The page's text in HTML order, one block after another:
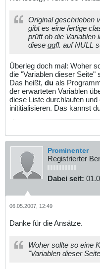
Original geschrieben
gibt es eine fertige
prüft ob die Variablen
diese ggfl. auf NULL
Überleg doch mal: Woher
die "Variablen dieser Seite"
Das heißt, du als
der erwarteten Variablen
diese Liste durchlaufen
inititialisieren. Das kannst
Prominenter
Registrierter
Dabei seit:
06.05.2007, 12:49
Danke für die Ansätze.
Woher sollte so eine
"Variablen dieser